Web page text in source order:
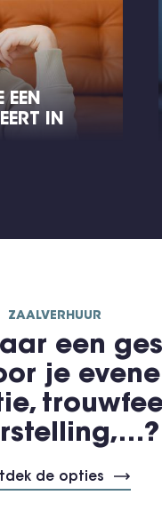
EEN
IN
ZAALVERHUUR
een
je
de opties